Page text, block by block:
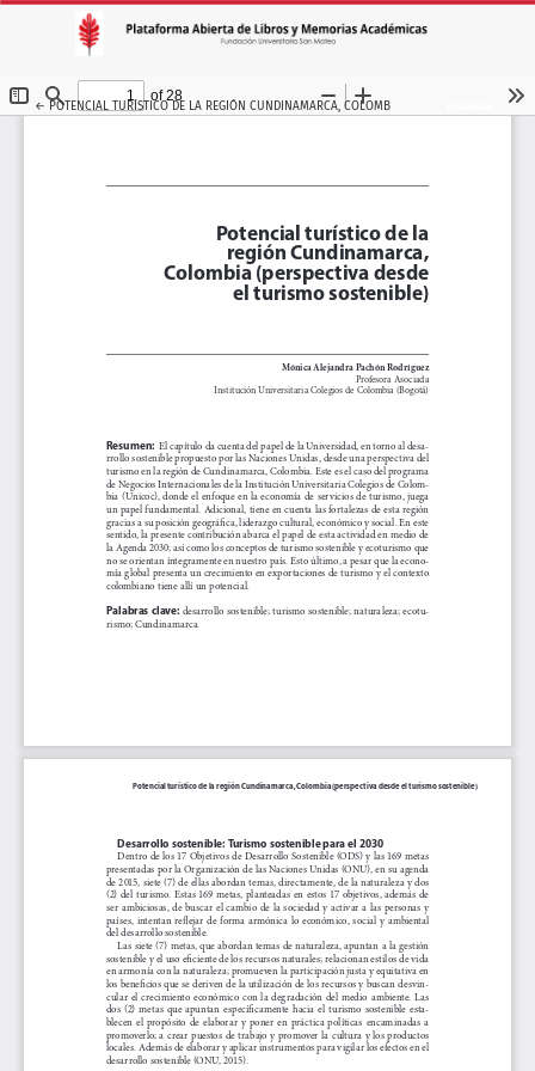
← VOLVER A LOS DETALLES DEL ARTÍCULO
POTENCIAL TURÍSTICO DE LA REGIÓN CUNDINAMARCA, COLOMBIA